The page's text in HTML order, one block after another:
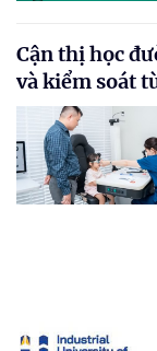
Cận thị học
và kiểm soát